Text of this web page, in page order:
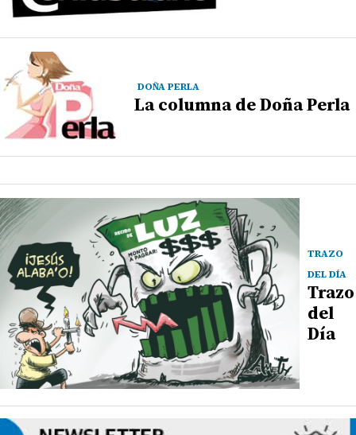
DOÑA PERLA
La columna de Doña Perla
TRAZO
DEL DÍA
Trazo
del
Día